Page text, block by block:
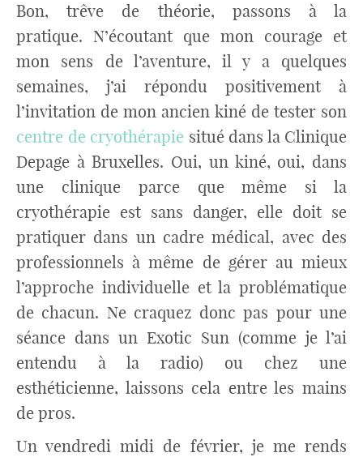
Bon, trêve de théorie, passons à la
pratique. N’écoutant que mon courage et
mon sens de l’aventure, il y a quelques
semaines, j’ai répondu positivement à
l’invitation de mon ancien kiné de tester son
centre de cryothérapie situé dans la Clinique
Depage à Bruxelles. Oui, un kiné, oui, dans
une clinique parce que même si la
cryothérapie est sans danger, elle doit se
pratiquer dans un cadre médical, avec des
professionnels à même de gérer au mieux
l’approche individuelle et la problématique
de chacun. Ne craquez donc pas pour une
séance dans un Exotic Sun (comme je l’ai
entendu à la radio) ou chez une
esthéticienne, laissons cela entre les mains
de pros.
Un vendredi midi de février, je me rends